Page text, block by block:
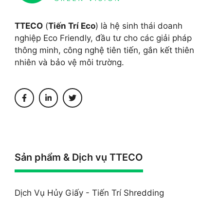
TTECO (Tiến Trí Eco) là hệ sinh thái doanh
nghiệp Eco Friendly, đầu tư cho các giải pháp
thông minh, công nghệ tiên tiến, gắn kết thiên
nhiên và bảo vệ môi trường.
Sản phẩm & Dịch vụ TTECO
Dịch Vụ Hủy Giấy - Tiến Trí Shredding